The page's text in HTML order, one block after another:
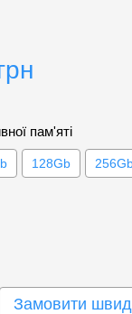
пам'яті
128Gb
Замовити